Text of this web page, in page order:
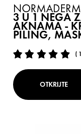
NORMADERM
3 U 1 NEGA
AKNAMA -
PILING,
(
OTKRIJTE